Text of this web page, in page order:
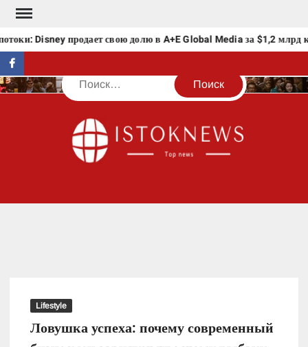
Перейти
содержимому
Disney продает свою долю в A+E Global Media за $1,2 млрд
facebook
Поиск
Lifestyle
Ловушка успеха: почему современный